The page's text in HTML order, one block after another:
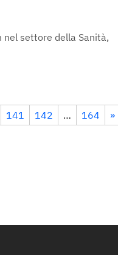
settore della Sanità,
141 142 … 164 »